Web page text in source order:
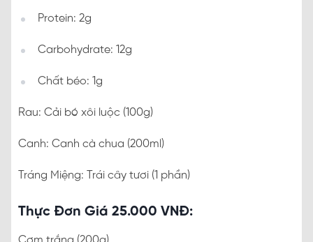
Protein: 2g
Carbohydrate: 12g
Chất béo: 1g
Rau: Cải bó xôi luộc (100g)
Canh: Canh cà chua (200ml)
Tráng Miệng: Trái cây tươi (1 phần)
Thực Đơn Giá 25.000 VNĐ: